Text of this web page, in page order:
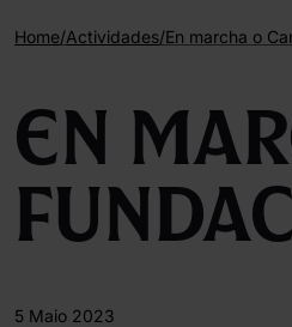
Home/Actividades/En marcha o
En
5 Maio 2023